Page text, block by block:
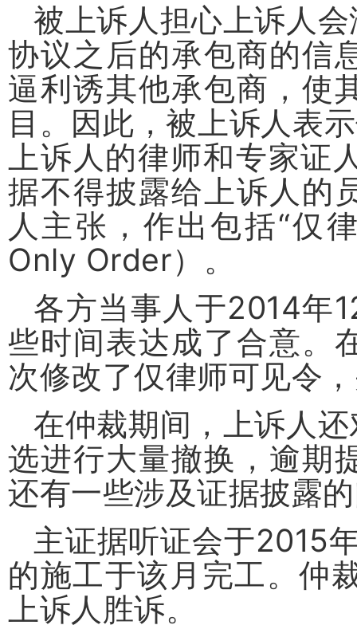
被上诉人担心上诉人
协议之后的承包商的信
逼利诱其他承包商，使
目。因此，被上诉人表
上诉人的律师和专家证
据不得披露给上诉人的
人主张，作出包括“仅
Only Order）。
各方当事人于2014年
些时间表达成了合意。
次修改了仅律师可见令
在仲裁期间，上诉人
选进行大量撤换，逾期
还有一些涉及证据披露
主证据听证会于2015
的施工于该月完工。仲
上诉人胜诉。